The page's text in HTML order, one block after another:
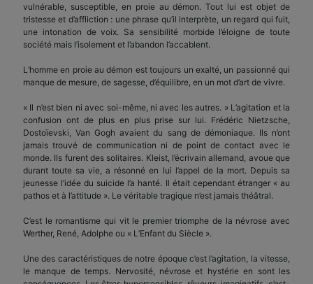
vulnérable, susceptible, en proie au démon. Tout lui est objet de
tristesse et d’affliction : une phrase qu’il interprète, un regard qui fuit,
une intonation de voix. Sa sensibilité morbide l’éloigne de toute
société mais l’isolement et l’abandon l’accablent.
L’homme en proie au démon est toujours un exalté, un passionné qui
manque de mesure, de sagesse, d’équilibre, en un mot d’art de vivre.
« Il n’est bien ni avec soi-même, ni avec les autres. » L’agitation et la
confusion ont de plus en plus prise sur lui. Frédéric Nietzsche,
Dostoïevski, Van Gogh avaient du sang de démoniaque. Ils n’ont
jamais trouvé de communication ni de point de contact avec le
monde. Ils furent des solitaires. Kleist, l’écrivain allemand, avoue que
durant toute sa vie, a résonné en lui l’appel de la mort. Depuis sa
jeunesse l’idée du suicide l’a hanté. Il était cependant étranger « au
pathos et à l’attitude ». Le véritable tragique n’est jamais théâtral.
C’est le romantisme qui vit le premier triomphe de la névrose avec
Werther, René, Adolphe ou « L’Enfant du Siècle ».
Une des caractéristiques de notre époque c’est l’agitation, la vitesse,
le manque de temps. Nervosité, névrose et hystérie en sont les